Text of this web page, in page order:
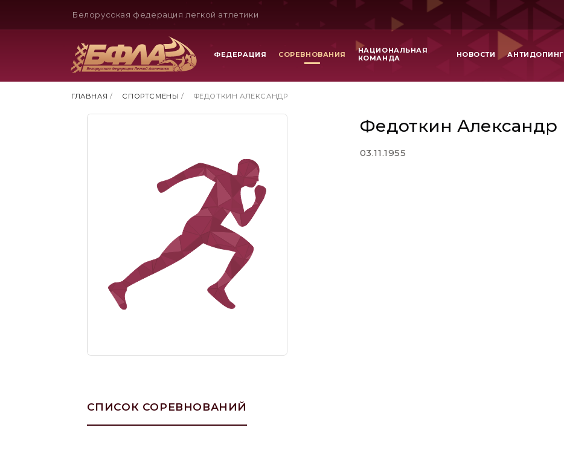
Белорусская федерация легкой атлетики
ФЕДЕРАЦИЯ СОРЕВНОВАНИЯ
НАЦИОНАЛЬНАЯ
КОМАНДА
НОВОСТИ АНТИДОПИНГ
ГЛАВНАЯ / СПОРТСМЕНЫ / ФЕДОТКИН АЛЕКСАНДР
Федоткин Александр
03.11.1955
СПИСОК СОРЕВНОВАНИЙ